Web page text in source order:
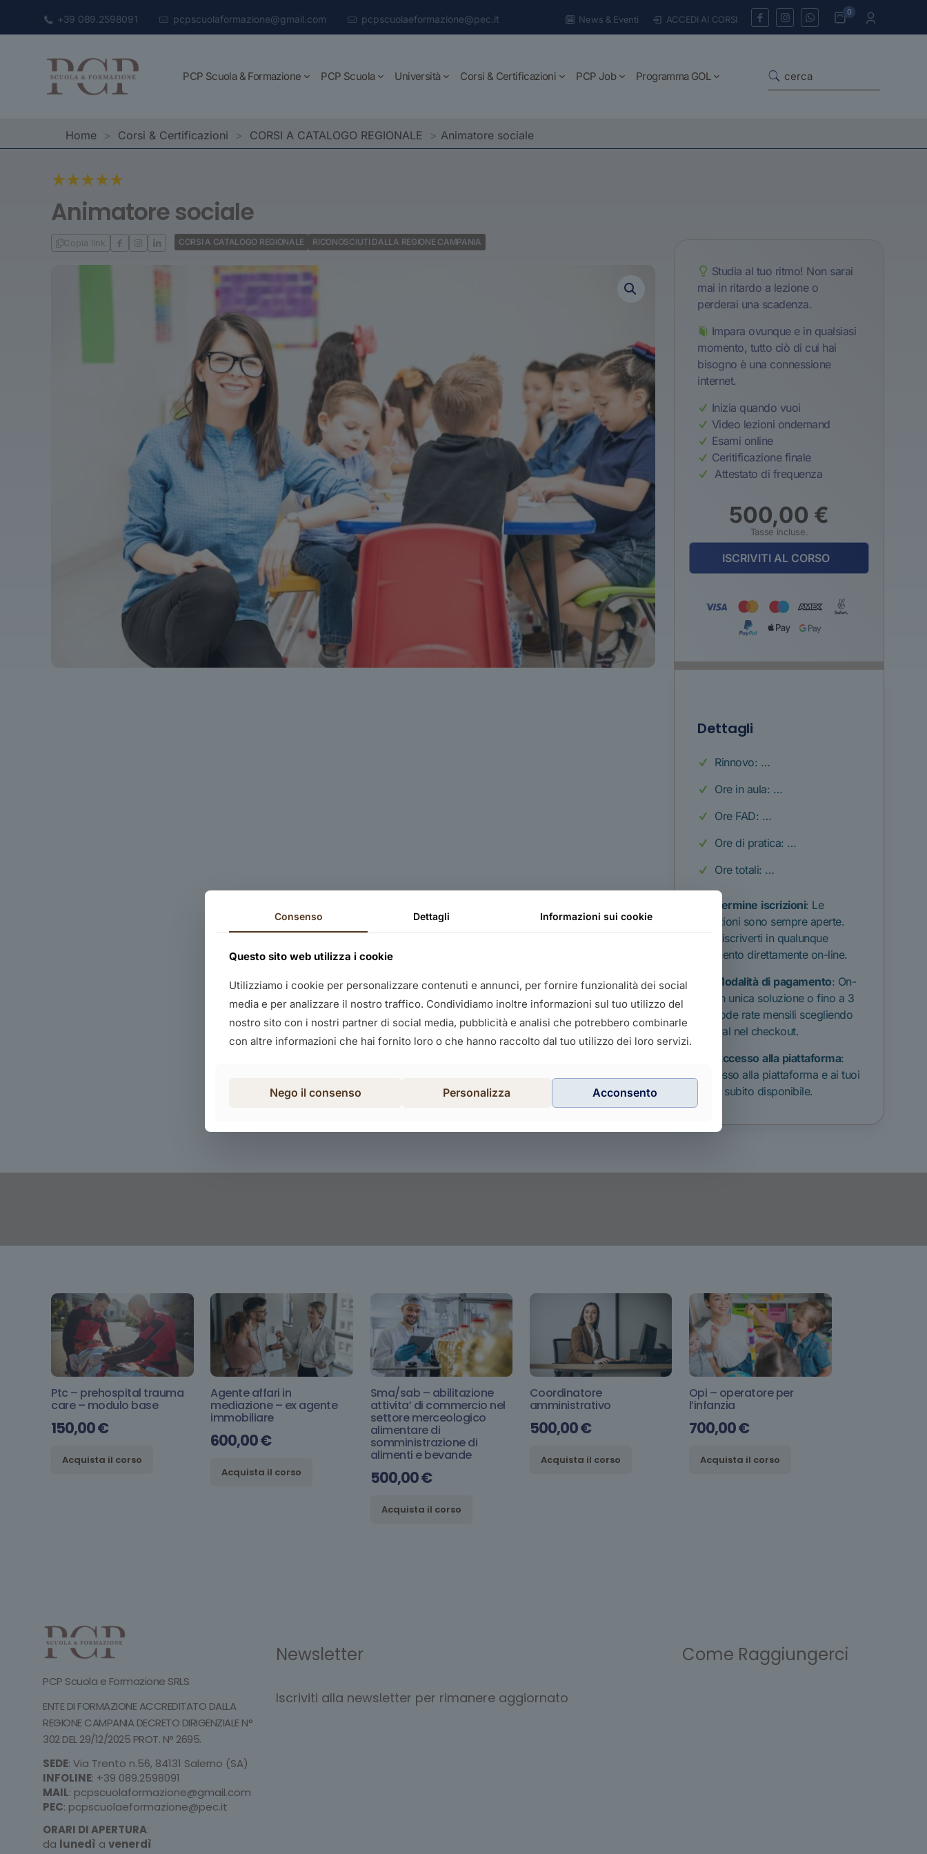
+39 089.2598091 pcpscuolaformazione@gmail.com pcpscuolaeformazione@pec.it News & Eventi ACCEDI AI CORSI
0
PCP Scuola & Formazione PCP Scuola Università Corsi & Certificazioni PCP Job Programma GOL
Home > Corsi & Certificazioni > CORSI A CATALOGO REGIONALE > Animatore sociale
Animatore sociale
Copia link CORSI A CATALOGO REGIONALE RICONOSCIUTI DALLA REGIONE CAMPANIA
Studia al tuo ritmo! Non sarai
mai in ritardo a lezione o
perderai una scadenza.
Impara ovunque e in qualsiasi
momento, tutto ciò di cui hai
bisogno è una connessione
internet.
Inizia quando vuoi
Video lezioni ondemand
Esami online
Ceritificazione finale
Attestato di frequenza
500,00 €
Tasse incluse.
ISCRIVITI AL CORSO
Dettagli
Rinnovo: …
Ore in aula: …
Ore FAD: …
Ore di pratica: …
Ore totali: …
Termine iscrizioni: Le
iscrizioni sono sempre aperte.
Puoi iscriverti in qualunque
momento direttamente on-line.
Modalità di pagamento: On-
line in unica soluzione o fino a 3
comode rate mensili scegliendo
PayPal nel checkout.
Accesso alla piattaforma:
Accesso alla piattaforma e ai tuoi
corsi subito disponibile.
Ptc – prehospital trauma
care – modulo base
150,00€
Acquista il corso
Agente affari in
mediazione – ex agente
immobiliare
600,00€
Acquista il corso
Sma/sab – abilitazione
attivita’ di commercio nel
settore merceologico
alimentare di
somministrazione di
alimenti e bevande
500,00€
Acquista il corso
Coordinatore
amministrativo
500,00€
Acquista il corso
Opi – operatore per
l’infanzia
700,00€
Acquista il corso
PCP Scuola e Formazione SRLS
ENTE DI FORMAZIONE ACCREDITATO DALLA
REGIONE CAMPANIA DECRETO DIRIGENZIALE N°
302 DEL 29/12/2025 PROT. N° 2695.
SEDE: Via Trento n.56, 84131 Salerno (SA)
INFOLINE: +39 089.2598091
MAIL: pcpscuolaformazione@gmail.com
PEC: pcpscuolaeformazione@pec.it
ORARI DI APERTURA:
da lunedì a venerdì
Newsletter
Iscriviti alla newsletter per rimanere aggiornato
Come Raggiungerci
Consenso Dettagli Informazioni sui cookie
Questo sito web utilizza i cookie
Utilizziamo i cookie per personalizzare contenuti e annunci, per fornire funzionalità dei social
media e per analizzare il nostro traffico. Condividiamo inoltre informazioni sul tuo utilizzo del
nostro sito con i nostri partner di social media, pubblicità e analisi che potrebbero combinarle
con altre informazioni che hai fornito loro o che hanno raccolto dal tuo utilizzo dei loro servizi.
Nego il consenso Personalizza Acconsento